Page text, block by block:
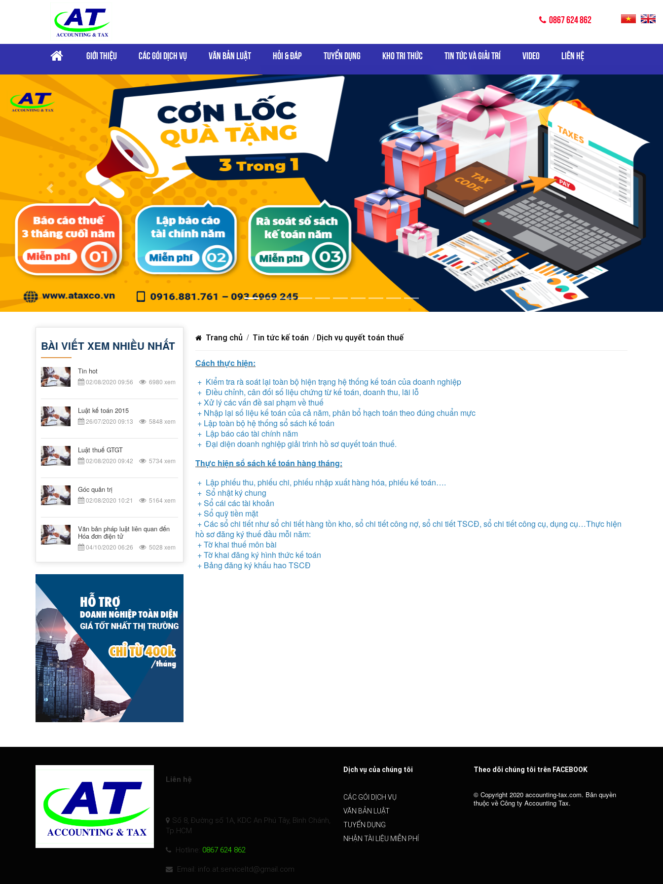
0867 624 862
GIỚI THIỆU CÁC GÓI DỊCH VỤ VĂN BẢN LUẬT HỎI & ĐÁP TUYỂN DỤNG KHO TRI THỨC TIN TỨC VÀ GIẢI TRÍ VIDEO LIÊN HỆ
Trang chủ / Tin tức kế toán / Dịch vụ quyết toán thuế
Cách thực hiện:
+ Kiểm tra rà soát lại toàn bộ hiện trạng hệ thống kế toán của doanh nghiệp
+ Điều chỉnh, cân đối số liệu chứng từ kế toán, doanh thu, lãi lỗ
+ Xử lý các vấn đề sai phạm về thuế
+ Nhập lại số liệu kế toán của cả năm, phân bổ hạch toán theo đúng chuẩn mực
+ Lập toàn bộ hệ thống sổ sách kế toán
+ Lập báo cáo tài chính năm
+ Đại diện doanh nghiệp giải trình hồ sơ quyết toán thuế.
Thực hiện sổ sách kế toán hàng tháng:
+ Lập phiếu thu, phiếu chi, phiếu nhập xuất hàng hóa, phiếu kế toán….
+ Sổ nhật ký chung
+ Sổ cái các tài khoản
+ Sổ quỹ tiền mặt
+ Các sổ chi tiết như sổ chi tiết hàng tồn kho, sổ chi tiết công nợ, sổ chi tiết TSCĐ, sổ chi tiết công cụ, dụng cụ…Thực hiện
hồ sơ đăng ký thuế đầu mỗi năm:
+ Tờ khai thuế môn bài
+ Tờ khai đăng ký hình thức kế toán
+ Bảng đăng ký khấu hao TSCĐ
BÀI VIẾT XEM NHIỀU NHẤT
Tin hot
02/08/2020 09:56 6980 xem
Luật kế toán 2015
26/07/2020 09:13 5848 xem
Luật thuế GTGT
02/08/2020 09:42 5734 xem
Góc quản trị
02/08/2020 10:21 5164 xem
Văn bản pháp luật liên quan đến
Hóa đơn điện tử
04/10/2020 06:26 5028 xem
Liên hệ
Số 8, Đường số 1A, KDC An Phú Tây, Bình Chánh,
Tp.HCM
Hotline: 0867 624 862
Email: info.at.serviceltd@gmail.com
Dịch vụ của chúng tôi
CÁC GÓI DỊCH VỤ
VĂN BẢN LUẬT
TUYỂN DỤNG
NHẬN TÀI LIỆU MIỄN PHÍ
Theo dõi chúng tôi trên FACEBOOK
© Copyright 2020 accounting-tax.com. Bản quyền
thuộc về Công ty Accounting Tax.